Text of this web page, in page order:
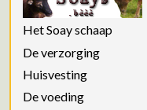
Het Soay schaap
De verzorging
Huisvesting
De voeding